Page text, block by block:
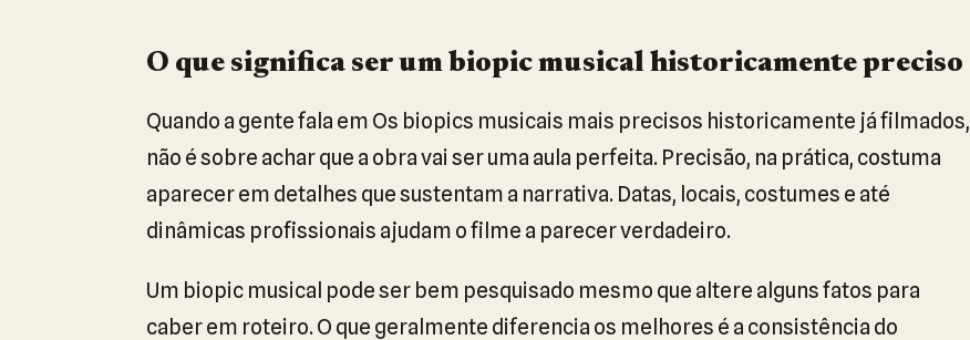
O que significa ser um biopic musical historicamente preciso
Quando a gente fala em Os biopics musicais mais precisos historicamente já filmados,
não é sobre achar que a obra vai ser uma aula perfeita. Precisão, na prática, costuma
aparecer em detalhes que sustentam a narrativa. Datas, locais, costumes e até
dinâmicas profissionais ajudam o filme a parecer verdadeiro.
Um biopic musical pode ser bem pesquisado mesmo que altere alguns fatos para
caber em roteiro. O que geralmente diferencia os melhores é a consistência do